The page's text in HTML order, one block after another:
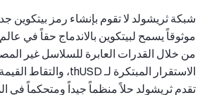
شبكة ثريشولد لا تقوم بإنشاء رمز بيتكوين
موثوقاً يسمح لبيتكوين بالاندماج حقاً في